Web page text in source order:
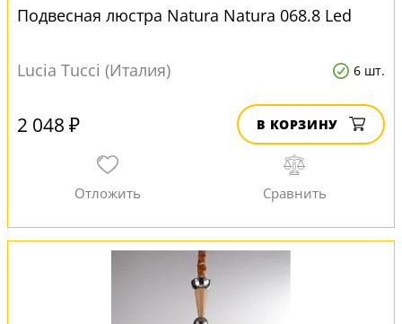
Подвесная люстра Natura Natura 068.8 Led
Lucia Tucci (Италия) 6 шт.
2 048 ₽ В КОРЗИНУ